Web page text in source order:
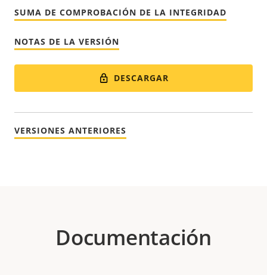
SUMA DE COMPROBACIÓN DE LA INTEGRIDAD
NOTAS DE LA VERSIÓN
DESCARGAR
VERSIONES ANTERIORES
Documentación